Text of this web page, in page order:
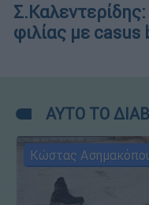
φιλίας με casus
ΑΥΤΟ ΤΟ
Κώστας